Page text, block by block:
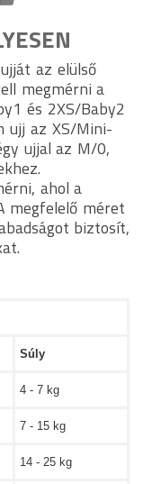
az elülső
megmérni a
és 2XS/Baby2
ujj az XS/Mini-
ujjal az M/0,
ahol a
megfelelő méret
biztosít,
Súly
4 - 7 kg
7 - 15 kg
14 - 25 kg